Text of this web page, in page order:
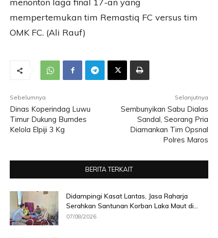
menonton laga final 17-an yang
mempertemukan tim Remastiq FC versus tim
OMK FC. (Ali Rauf)
Sebelumnya
Dinas Koperindag Luwu
Timur Dukung Bumdes
Kelola Elpiji 3 Kg
Selanjutnya
Sembunyikan Sabu Dialas
Sandal, Seorang Pria
Diamankan Tim Opsnal
Polres Maros
BERITA TERKAIT
Didampingi Kasat Lantas, Jasa Raharja
Serahkan Santunan Korban Laka Maut di...
07/08/2026